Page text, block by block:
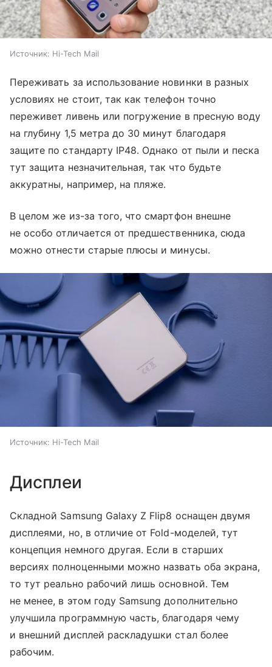
Источник: Hi-Tech Mail
Переживать за использование новинки в разных
условиях не стоит, так как телефон точно
переживет ливень или погружение в пресную воду
на глубину 1,5 метра до 30 минут благодаря
защите по стандарту IP48. Однако от пыли и песка
тут защита незначительная, так что будьте
аккуратны, например, на пляже.
В целом же из-за того, что смартфон внешне
не особо отличается от предшественника, сюда
можно отнести старые плюсы и минусы.
Источник: Hi-Tech Mail
Дисплеи
Складной Samsung Galaxy Z Flip8 оснащен двумя
дисплеями, но, в отличие от Fold-моделей, тут
концепция немного другая. Если в старших
версиях полноценными можно назвать оба экрана,
то тут реально рабочий лишь основной. Тем
не менее, в этом году Samsung дополнительно
улучшила программную часть, благодаря чему
и внешний дисплей раскладушки стал более
рабочим.